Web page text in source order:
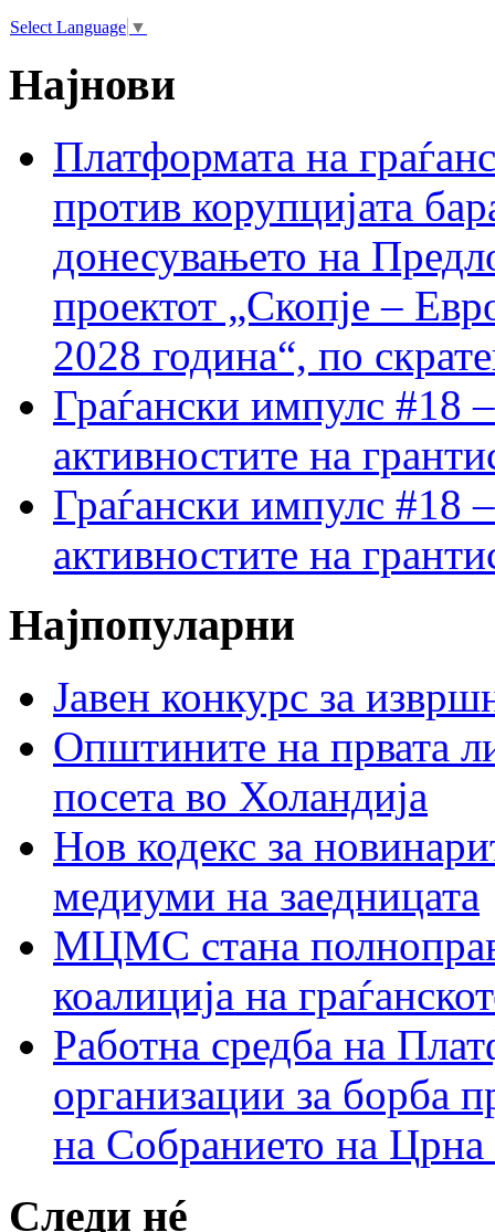
Select Language ▼
Најнови
Платформата на
против корупцијата
донесувањето на
проектот „Скопје –
2028 година“, по
Граѓански импулс #18
активностите на
Граѓански импулс #18
активностите на
Најпопуларни
Јавен конкурс за
Општините на првата
посета во Холандија
Нов кодекс за
медиуми на заедницата
МЦМС стана
коалиција на
Работна средба на
организации за борба
на Собранието на Црна
Следи нé